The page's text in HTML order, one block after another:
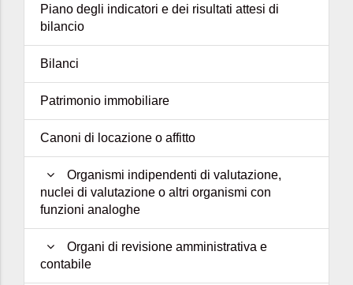
Piano degli indicatori e dei risultati attesi di
bilancio
Bilanci
Patrimonio immobiliare
Canoni di locazione o affitto
Organismi indipendenti di valutazione,
nuclei di valutazione o altri organismi con
funzioni analoghe
Organi di revisione amministrativa e
contabile